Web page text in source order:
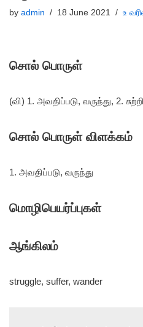
by admin 18 June 2021 உ
சொல் பொருள்
(வி) 1. அவதிப்படு, வருந்து, 2.
சொல் பொருள் விளக்கம்
1. அவதிப்படு, வருந்து
மொழிபெயர்ப்புகள்
ஆங்கிலம்
struggle, suffer, wander